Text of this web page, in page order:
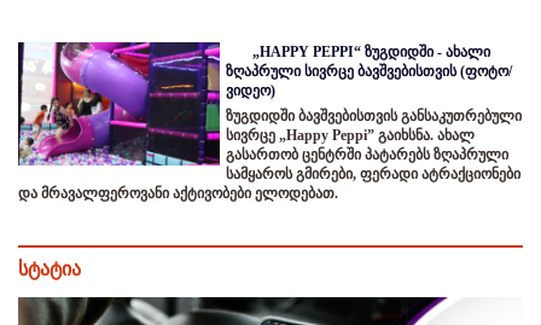
„HAPPY PEPPI“ ზუგდიდში - ახალი
ზღაპრული სივრცე ბავშვებისთვის (ფოტო/
ვიდეო)
ზუგდიდში ბავშვებისთვის განსაკუთრებული
სივრცე „Happy Peppi” გაიხსნა. ახალ
გასართობ ცენტრში პატარებს ზღაპრული
სამყაროს გმირები, ფერადი ატრაქციონები
და მრავალფეროვანი აქტივობები ელოდებათ.
სტატია